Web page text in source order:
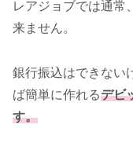
レアジョブでは通常
来ません。
銀行振込はできない
ば簡単に作れるデビ
す。